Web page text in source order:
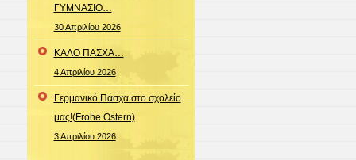
ΓΥΜΝΑΣΙΟ…
30 Απριλίου 2026
ΚΑΛΟ ΠΑΣΧΑ…
4 Απριλίου 2026
Γερμανικό Πάσχα στο σχολείο
μας!(Frohe Ostern)
3 Απριλίου 2026